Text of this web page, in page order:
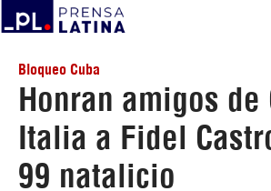
Bloqueo Cuba
Honran amigos de
Italia a Fidel
99 natalicio